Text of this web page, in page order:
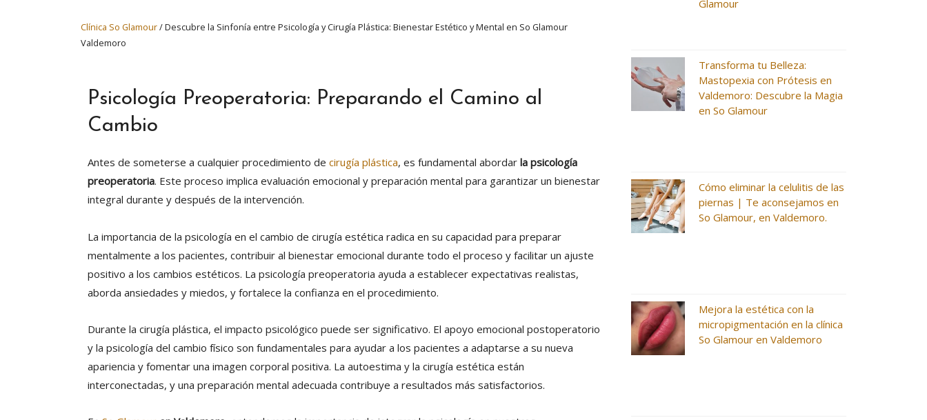
Clínica So Glamour/Descubre la Sinfonía entre Psicología y Cirugía Plástica: Bienestar Estético y Mental en So Glamour
Valdemoro
Psicología Preoperatoria: Preparando el Camino al
Cambio
Antes de someterse a cualquier procedimiento de cirugía plástica, es fundamental abordar la psicología
preoperatoria. Este proceso implica evaluación emocional y preparación mental para garantizar un bienestar
integral durante y después de la intervención.
La importancia de la psicología en el cambio de cirugía estética radica en su capacidad para preparar
mentalmente a los pacientes, contribuir al bienestar emocional durante todo el proceso y facilitar un ajuste
positivo a los cambios estéticos. La psicología preoperatoria ayuda a establecer expectativas realistas,
aborda ansiedades y miedos, y fortalece la confianza en el procedimiento.
Durante la cirugía plástica, el impacto psicológico puede ser significativo. El apoyo emocional postoperatorio
y la psicología del cambio físico son fundamentales para ayudar a los pacientes a adaptarse a su nueva
apariencia y fomentar una imagen corporal positiva. La autoestima y la cirugía estética están
interconectadas, y una preparación mental adecuada contribuye a resultados más satisfactorios.
Glamour
Transforma tu Belleza:
Mastopexia con Prótesis en
Valdemoro: Descubre la Magia
en So Glamour
Cómo eliminar la celulitis de las
piernas | Te aconsejamos en
So Glamour, en Valdemoro.
Mejora la estética con la
micropigmentación en la clínica
So Glamour en Valdemoro